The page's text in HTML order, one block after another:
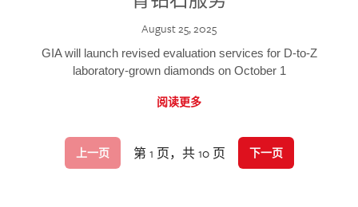
August 25, 2025
GIA will launch revised evaluation services for D-to-Z
laboratory-grown diamonds on October 1
阅读更多
上一页 第 1 页，共 10 页 下一页